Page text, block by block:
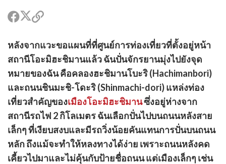
แชร์
บุค
แชร์
ใน
ต
เตอร์
คัด
ไป
แชร์
หลังจากแวะขอแผนที่ที่ศูนย์การท่องเที่ยวที่ตั้งอยู่หน้า
สถานีโอะมิฮะชิมานแล้ว ฉันปั่นจักรยานมุ่งไปยังจุด
หมายของฉัน คือคลองฮะชิมานโบะริ (Hachimanbori)
และถนนชินมะชิ-โดะริ (Shinmachi-dori) แหล่งท่อง
เที่ยวสำคัญของเมืองโอะมิฮะชิมานซึ่งอยู่ห่างจาก
สถานีรถไฟ 2 กิโลเมตร ฉันเลือกปั่นไปบนถนนหลังสาย
เล็กๆ ที่เงียบสงบและมีรถวิ่งน้อยคันแทนการปั่นบนถนน
หลัก ถึงแม้จะทำให้หลงทางได้ง่าย เพราะถนนหลังคด
เคี้ยวไปมาและไม่คุ้นกับป้ายชื่อถนน แต่เมืองเล็กๆ เช่น